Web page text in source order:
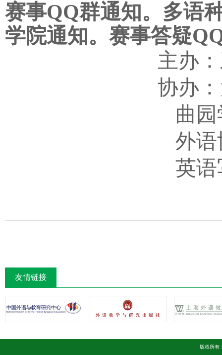
赛事QQ群通知。多语
学院通知。赛事答疑
主办
协办
曲
外
英
友情链接
版权所有